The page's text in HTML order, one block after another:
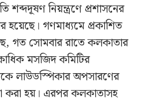
শব্দদূষণ নিয়ন্ত্রণে প্রশাসনের
হয়েছে। গণমাধ্যমে প্রকাশিত
গত সোমবার রাতে কলকাতার
মসজিদ কমিটির
লাউডস্পিকার অপসারণের
করা হয়। এরপর কলকাতাসহ